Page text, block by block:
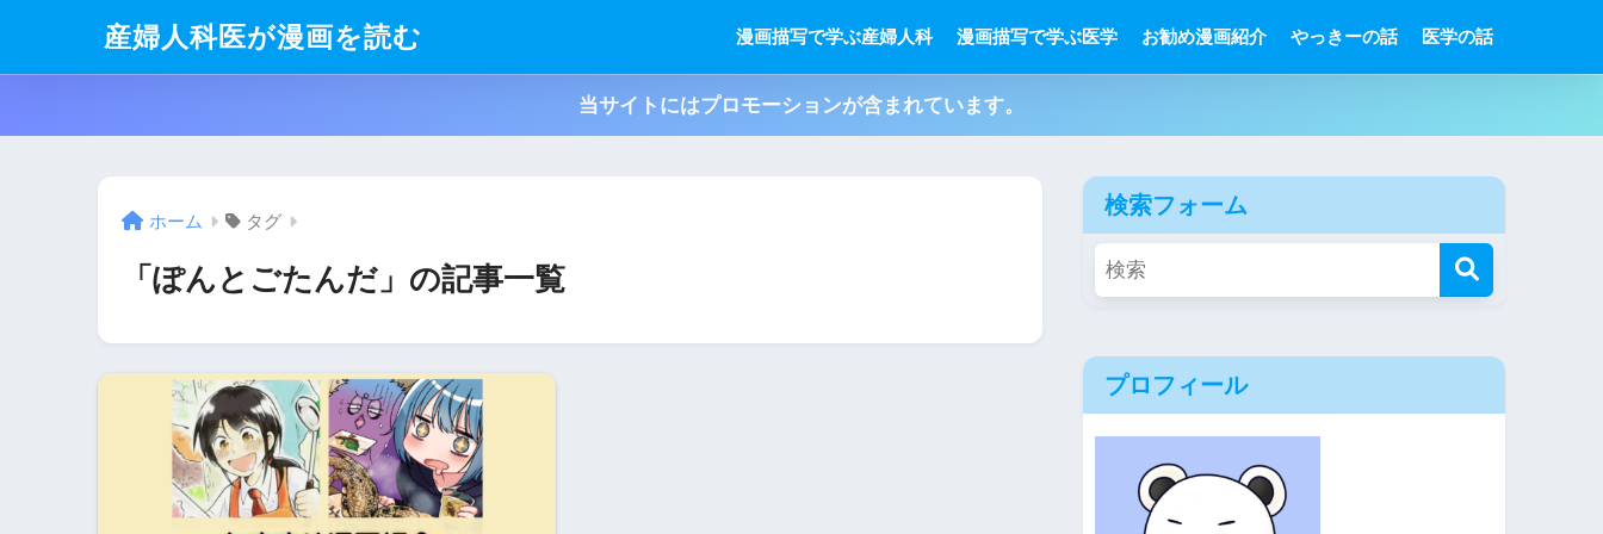
産婦人科医が漫画を読む 漫画描写で学ぶ産婦人科 漫画描写で学ぶ医学 お勧め漫画紹介 やっきーの話 医学の話
当サイトにはプロモーションが含まれています。
ホーム タグ
「ぽんとごたんだ」の記事一覧
検索フォーム
プロフィール